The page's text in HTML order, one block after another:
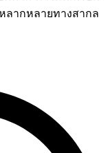
ลากหลายทางสากล